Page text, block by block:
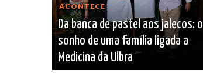
ACONTECE
Da banca de pastel aos jalecos: o
sonho de uma família ligada a
Medicina da Ulbra